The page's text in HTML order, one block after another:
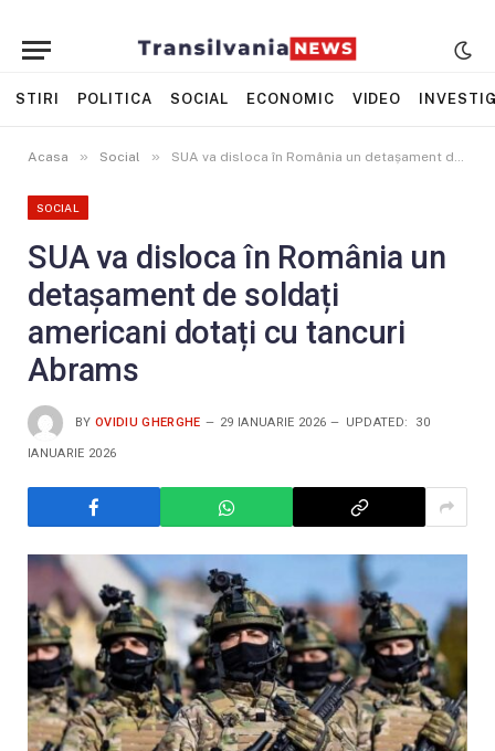
STIRI POLITICA SOCIAL ECONOMIC VIDEO
Acasa » Social » SUA va disloca în România un detașament de soldați americani dotați cu tancuri Abrams
SOCIAL
SUA va disloca în România un
detașament de soldați
americani dotați cu tancuri
Abrams
BY OVIDIU GHERGHE 29 IANUARIE 2026 UPDATED: 30
IANUARIE 2026